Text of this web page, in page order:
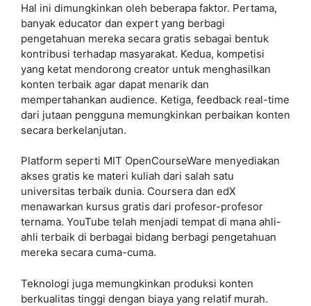
Hal ini dimungkinkan oleh beberapa faktor. Pertama,
banyak educator dan expert yang berbagi
pengetahuan mereka secara gratis sebagai bentuk
kontribusi terhadap masyarakat. Kedua, kompetisi
yang ketat mendorong creator untuk menghasilkan
konten terbaik agar dapat menarik dan
mempertahankan audience. Ketiga, feedback real-time
dari jutaan pengguna memungkinkan perbaikan konten
secara berkelanjutan.
Platform seperti MIT OpenCourseWare menyediakan
akses gratis ke materi kuliah dari salah satu
universitas terbaik dunia. Coursera dan edX
menawarkan kursus gratis dari profesor-profesor
ternama. YouTube telah menjadi tempat di mana ahli-
ahli terbaik di berbagai bidang berbagi pengetahuan
mereka secara cuma-cuma.
Teknologi juga memungkinkan produksi konten
berkualitas tinggi dengan biaya yang relatif murah.